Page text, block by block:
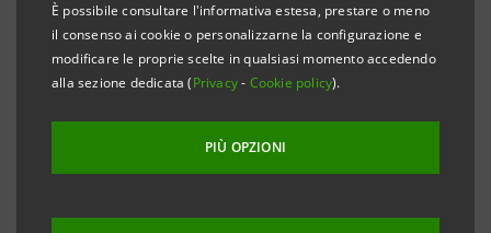
È possibile consultare l'informativa estesa, prestare o meno
il consenso ai cookie o personalizzarne la configurazione e
modificare le proprie scelte in qualsiasi momento accedendo
alla sezione dedicata (Privacy- Cookie policy).
PIÙ OPZIONI
Si tratta di un bond emesso a valere sul Programma
Euro Medium Term Notes di Intesa Sanpaolo a tasso
La cedola trimestrale, pagabile in via posticipata il 12
agosto, 12 novembre, 12 febbraio e 12 maggio di ogni
anno a partire dal 12 agosto 2011 fino a scadenza, è